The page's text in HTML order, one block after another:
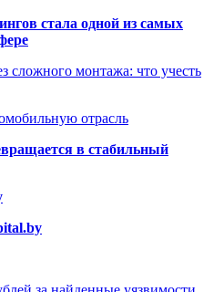
стала одной из самых
монтажа: что учесть
отрасль
в стабильный